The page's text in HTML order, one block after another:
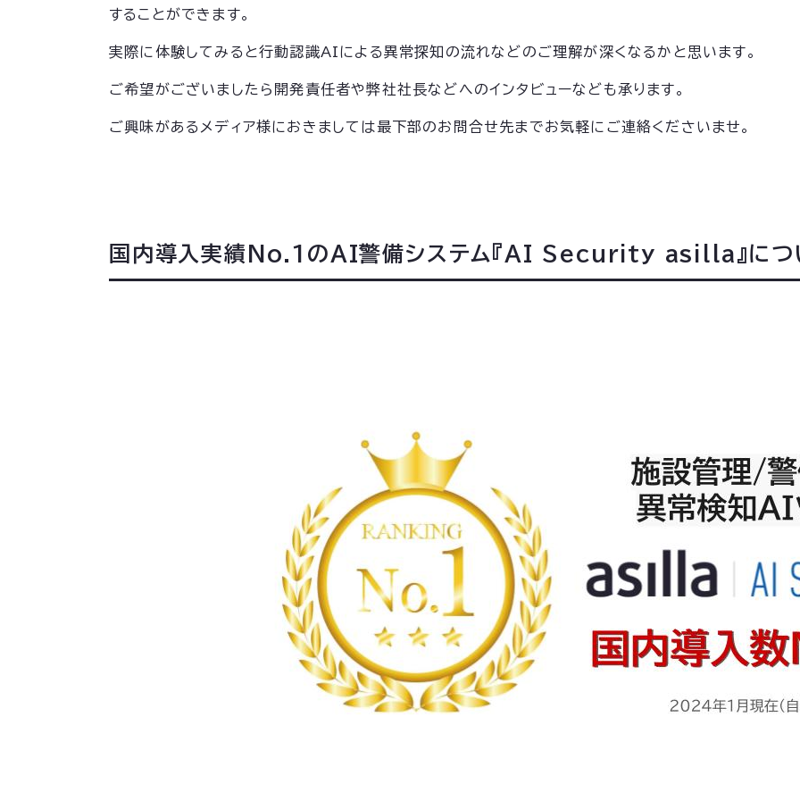
することができます。
実際に体験してみると行動認識AIによる異常探知の流れなどのご理解が深くなるかと思います。
ご希望がございましたら開発責任者や弊社社長などへのインタビューなども承ります。
ご興味があるメディア様におきましては最下部のお問合せ先までお気軽にご連絡くださいませ。
国内導入実績No.1のAI警備システム『AI Security asilla』につ